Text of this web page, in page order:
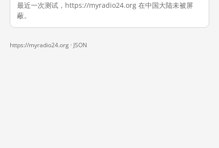
最近一次测试，https://myradio24.org 在中国大陆未被屏
蔽。
https://myradio24.org · JSON